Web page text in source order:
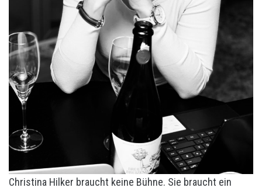
Christina Hilker braucht keine Bühne. Sie braucht ein